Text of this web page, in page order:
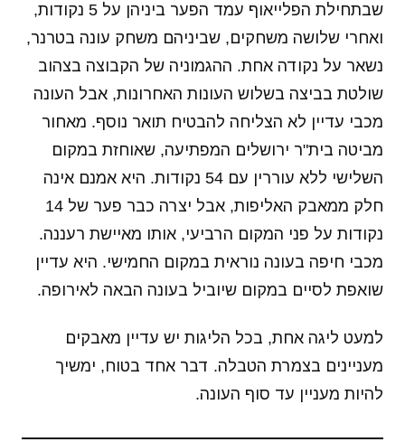
שבתחילת הפלייאוף עמד הפער ביניהן על 5 נקודות,
ואחרי שלושה משחקים, שביניהם משחק עונה בטרנר,
נשאר על נקודה אחת. ההגמוניה של הקבוצה בצהוב
שולטת בביצה בשלוש העונות האחרונות, אבל העונה
מכבי עדיין לא הצליחה להבטיח תואר נוסף. מאחור
מביטה בית"ר ירושלים המפתיעה, שאוחזת במקום
השלישי ללא עוררין עם 54 נקודות. היא אמנם אינה
חלק ממאבק האליפות, אבל יצרה כבר פער של 14
נקודות על פני המקום הרביעי, אותו מאיישת רעננה.
מכבי חיפה בעונה נוראית במקום החמישי. היא עדיין
שואפת לסיים במקום שיוביל בעונה הבאה לאירופה.
למעט ליגה אחת, בכל הליגות יש עדיין מאבקים
מעניינים בצמרת הטבלה. דבר אחד בטוח, ימשיך
להיות מעניין עד סוף העונה.